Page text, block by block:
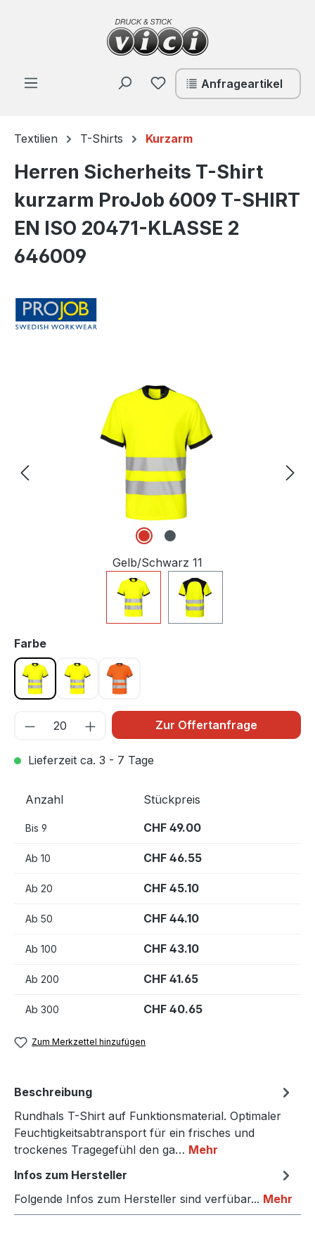
Zum Hauptinhalt springen
Du hast 0 Produkte auf
Anfrageartikel
Textilien T-Shirts Kurzarm
Herren Sicherheits T-Shirt
kurzarm ProJob 6009 T-SHIRT
EN ISO 20471-KLASSE 2
646009
Gelb/Schwarz 11
Farbeauswählen
Gelb/Schwarz 11
Gelb 10Orange/Grau 17
Zur Offertanfrage
Lieferzeit ca. 3 - 7 Tage
Anzahl Stückpreis
Bis 9 CHF 49.00
Ab 10 CHF 46.55
Ab 20 CHF 45.10
Ab 50 CHF 44.10
Ab 100 CHF 43.10
Ab 200 CHF 41.65
Ab 300 CHF 40.65
Zum Merkzettel hinzufügen
Beschreibung
Rundhals T-Shirt auf Funktionsmaterial. Optimaler
Feuchtigkeitsabtransport für ein frisches und
trockenes Tragegefühl den ga… Mehr
Infos zum Hersteller
Folgende Infos zum Hersteller sind verfübar... Mehr